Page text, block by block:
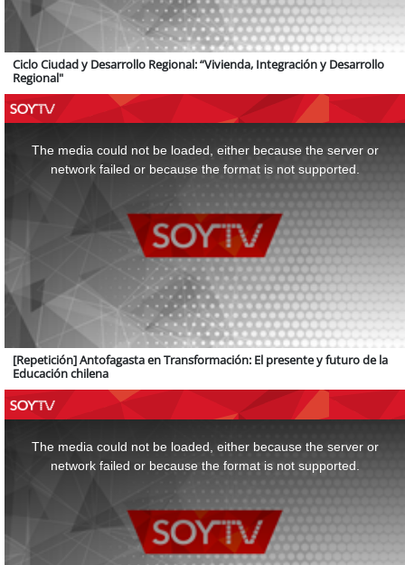
Ciclo Ciudad y Desarrollo Regional: “Vivienda, Integración y Desarrollo
Regional"
The media could not be loaded, either because the server or
network failed or because the format is not supported.
[Repetición] Antofagasta en Transformación: El presente y futuro de la
Educación chilena
The media could not be loaded, either because the server or
network failed or because the format is not supported.